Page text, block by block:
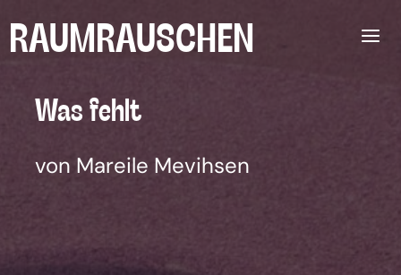
Inhalt
RAUMRAUSCHEN
Was fehlt
von Mareile Mevihsen